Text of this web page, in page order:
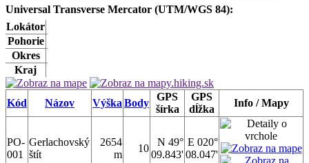
Universal Transverse Mercator (UTM/WGS 84):
Lokátor
Pohorie
Okres
Kraj
Kód Názov Výška Body
GPS
šírka
GPS
dĺžka
Info / Mapy
PO-
001
Gerlachovský
štít
2654
m
10
N 49°
09.843'
E 020°
08.047'